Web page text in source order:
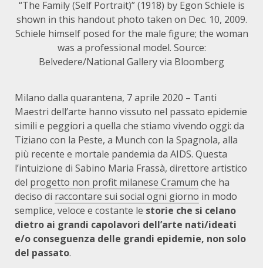
“The Family (Self Portrait)” (1918) by Egon Schiele is
shown in this handout photo taken on Dec. 10, 2009.
Schiele himself posed for the male figure; the woman
was a professional model. Source:
Belvedere/National Gallery via Bloomberg
Milano dalla quarantena, 7 aprile 2020 – Tanti
Maestri dell’arte hanno vissuto nel passato epidemie
simili e peggiori a quella che stiamo vivendo oggi: da
Tiziano con la Peste, a Munch con la Spagnola, alla
più recente e mortale pandemia da AIDS. Questa
l’intuizione di Sabino Maria Frassà, direttore artistico
del progetto non profit milanese Cramum che ha
deciso di raccontare sui social ogni giorno in modo
semplice, veloce e costante le storie che si celano
dietro ai grandi capolavori dell’arte nati/ideati
e/o conseguenza delle grandi epidemie, non solo
del passato.